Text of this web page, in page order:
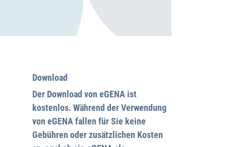
Download
Der Download von eGENA ist
kostenlos. Während der Verwendung
von eGENA fallen für Sie keine
Gebühren oder zusätzlichen Kosten